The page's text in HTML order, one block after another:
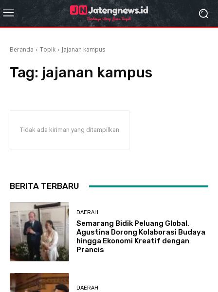
Beranda Topik Jajanan kampus
Tag: jajanan kampus
Tidak ada kiriman yang ditampilkan
BERITA TERBARU
DAERAH
Semarang Bidik Peluang Global,
Agustina Dorong Kolaborasi Budaya
hingga Ekonomi Kreatif dengan
Prancis
DAERAH